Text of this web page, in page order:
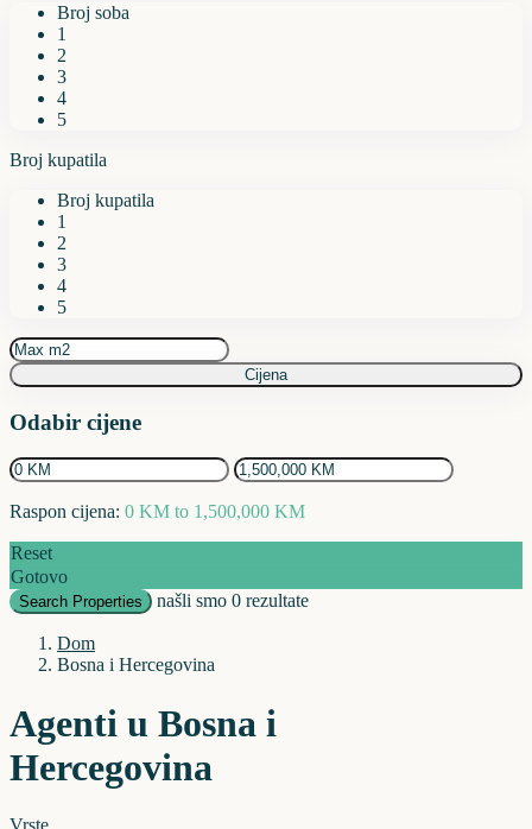
Broj soba
1
2
3
4
5
Broj kupatila
Broj kupatila
1
2
3
4
5
Cijena
Odabir cijene
Raspon cijena: 0 KM to 1,500,000 KM
Reset
Gotovo
Search Properties našli smo 0 rezultate
Dom
Bosna i Hercegovina
Agenti u Bosna i
Hercegovina